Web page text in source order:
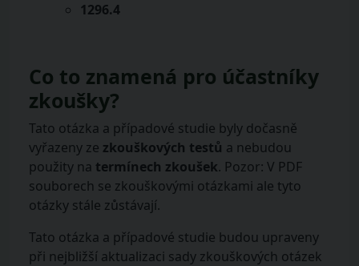
1296.4
Co to znamená pro účastníky
zkoušky?
Tato otázka a případové studie byly dočasně
vyřazeny ze zkouškových testů a nebudou
použity na termínech zkoušek. Pozor: V PDF
souborech se zkouškovými otázkami ale tyto
otázky stále zůstávají.
Tato otázka a případové studie budou upraveny
při nejbližší aktualizaci sady zkouškových otázek